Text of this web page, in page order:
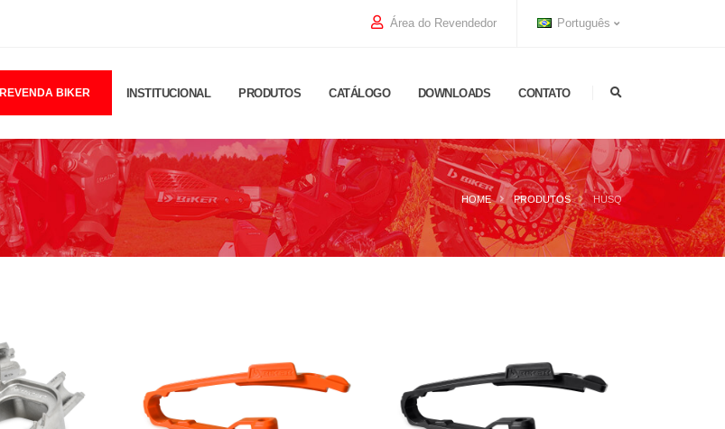
Área do Revendedor Português
REVENDA BIKER INSTITUCIONAL PRODUTOS CATÁLOGO DOWNLOADS CONTATO
HOME PRODUTOS HUSQ